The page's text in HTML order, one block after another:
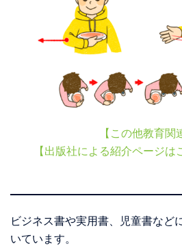
【この他教育関
【出版社による紹介ページ
ビジネス書や実用書、児童書など
いています。